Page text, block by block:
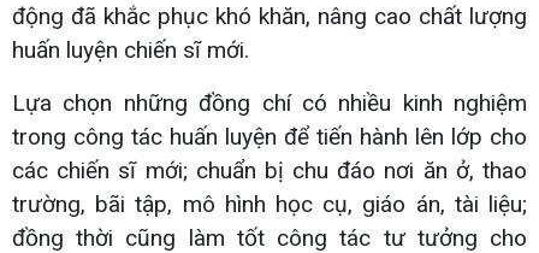
động đã khắc phục khó khăn, nâng cao chất lượng
huấn luyện chiến sĩ mới.
Lựa chọn những đồng chí có nhiều kinh nghiệm
trong công tác huấn luyện để tiến hành lên lớp cho
các chiến sĩ mới; chuẩn bị chu đáo nơi ăn ở, thao
trường, bãi tập, mô hình học cụ, giáo án, tài liệu;
đồng thời cũng làm tốt công tác tư tưởng cho